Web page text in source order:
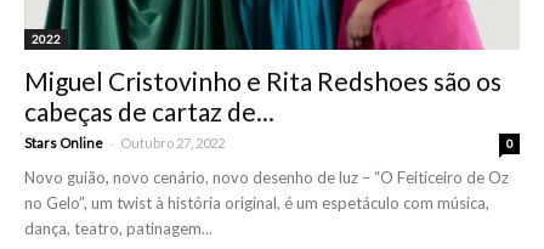
2022
Miguel Cristovinho e Rita Redshoes são os
cabeças de cartaz de...
Stars Online - Outubro 27, 2022 0
Novo guião, novo cenário, novo desenho de luz – “O Feiticeiro de Oz
no Gelo”, um twist à história original, é um espetáculo com música,
dança, teatro, patinagem...